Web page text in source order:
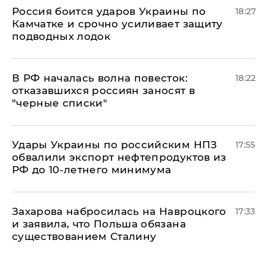
Россия боится ударов Украины по
Камчатке и срочно усиливает защиту
подводных лодок
18:27
​В РФ началась волна повесток:
отказавшихся россиян заносят в
"черные списки"
18:22
Удары Украины по российским НПЗ
обвалили экспорт нефтепродуктов из
РФ до 10-летнего минимума
17:55
​Захарова набросилась на Навроцкого
и заявила, что Польша обязана
существованием Сталину
17:33